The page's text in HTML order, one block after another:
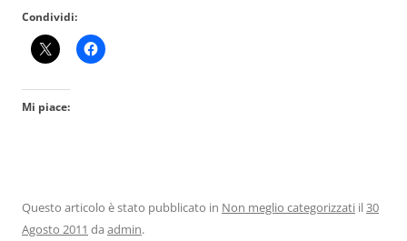
Condividi:
Mi piace:
Questo articolo è stato pubblicato in Non meglio categorizzati il30
Agosto 2011 da admin.